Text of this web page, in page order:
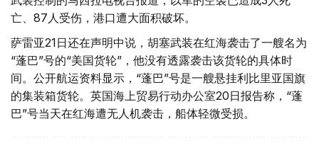
亡、87人受伤，港口遭大面积破坏。
萨雷亚21日还在声明中说，胡塞武装在红海袭击了一艘名为
“蓬巴”号的“美国货轮”，他没有透露袭击该货轮的具体时
间。公开航运资料显示，“蓬巴”号是一艘悬挂利比里亚国旗
的集装箱货轮。英国海上贸易行动办公室20日报告称，“蓬
巴”号当天在红海遭无人机袭击，船体轻微受损。